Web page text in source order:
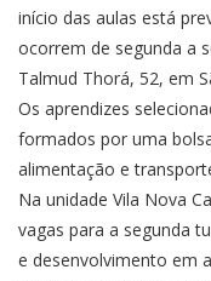
início das aulas está
ocorrem de segunda a
Talmud Thorá, 52, em
Os aprendizes
formados por uma
alimentação e
Na unidade Vila Nova
vagas para a segunda
e desenvolvimento em